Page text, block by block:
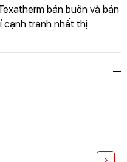
bán buôn và bán
cạnh tranh nhất thị
TÔI TƯ VẤN